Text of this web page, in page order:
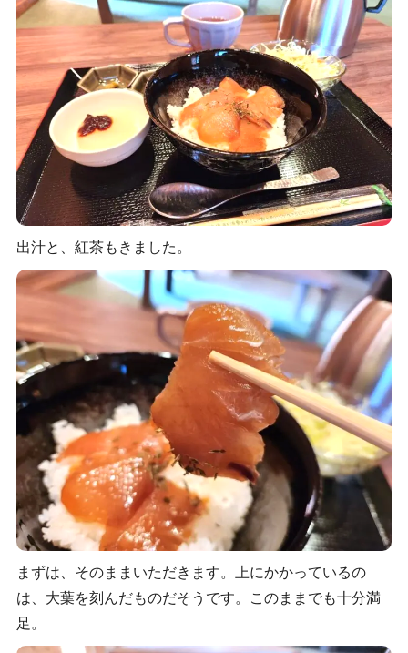
出汁と、紅茶もきました。
まずは、そのままいただきます。上にかかっているの
は、大葉を刻んだものだそうです。このままでも十分満
足。